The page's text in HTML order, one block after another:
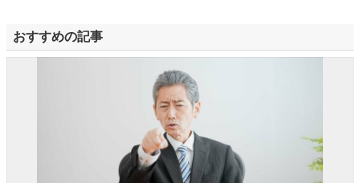
おすすめの記事